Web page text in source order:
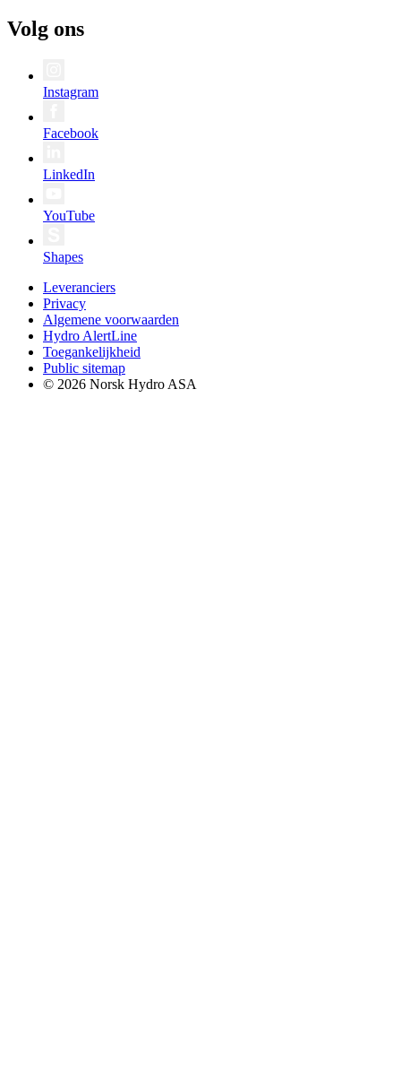
Volg ons
Instagram
Facebook
LinkedIn
YouTube
Shapes
Leveranciers
Privacy
Algemene voorwaarden
Hydro AlertLine
Toegankelijkheid
Public sitemap
© 2026 Norsk Hydro ASA